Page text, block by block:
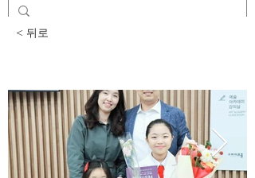
< 뒤로